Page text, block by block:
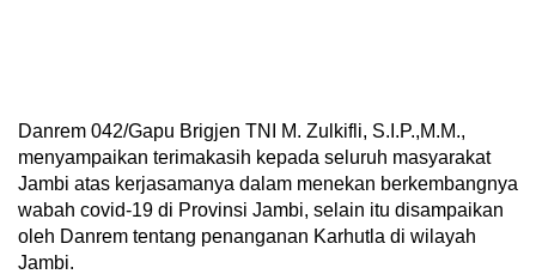
Danrem 042/Gapu Brigjen TNI M. Zulkifli, S.I.P.,M.M.,
menyampaikan terimakasih kepada seluruh masyarakat
Jambi atas kerjasamanya dalam menekan berkembangnya
wabah covid-19 di Provinsi Jambi, selain itu disampaikan
oleh Danrem tentang penanganan Karhutla di wilayah
Jambi.